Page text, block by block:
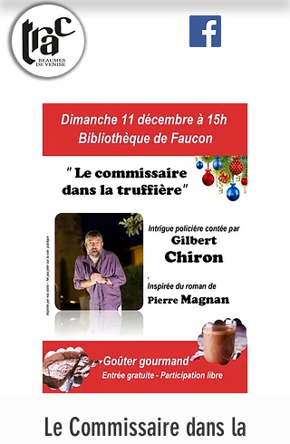
Le Commissaire dans la